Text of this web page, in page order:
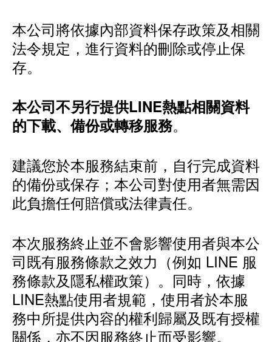
本公司將依據內部資料保存政策及相關
法令規定，進行資料的刪除或停止保
存。
本公司不另行提供LINE熱點相關資料
的下載、備份或轉移服務。
建議您於本服務結束前，自行完成資料
的備份或保存；本公司對使用者無需因
此負擔任何賠償或法律責任。
本次服務終止並不會影響使用者與本公
司既有服務條款之效力（例如 LINE 服
務條款及隱私權政策）。同時，依據
LINE熱點使用者規範，使用者於本服
務中所提供內容的權利歸屬及既有授權
關係，亦不因服務終止而受影響。